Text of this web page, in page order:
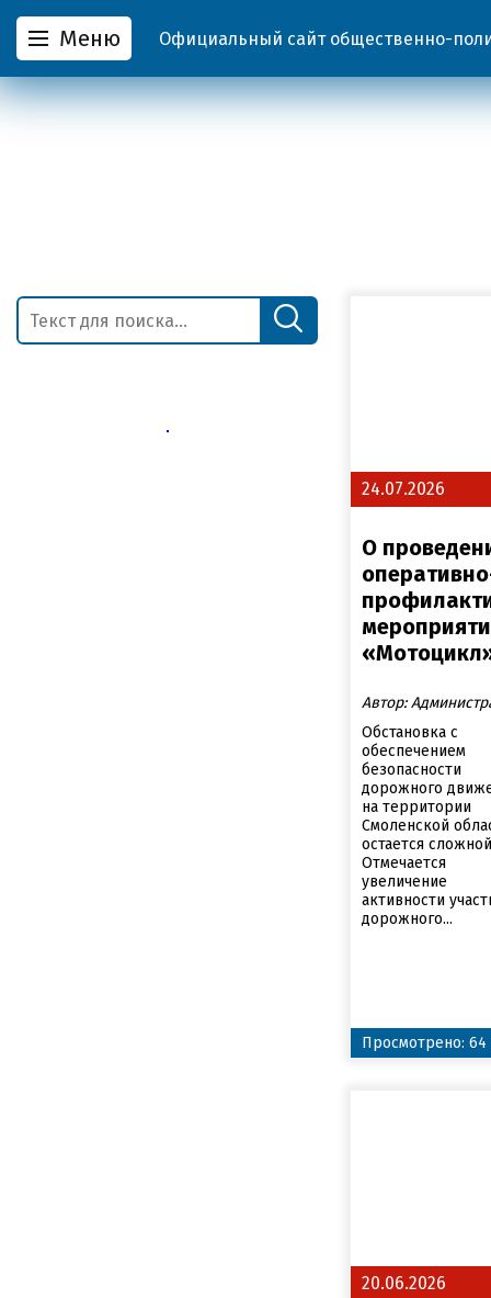
Меню Официальный сайт общественно-
24.07.2026
О
Автор:
Обстановка с
обеспечением
безопасности
дорожного
на территории
Смоленской
остается
Отмечается
увеличение
активности
дорожного...
Просмотрено: 64
20.06.2026